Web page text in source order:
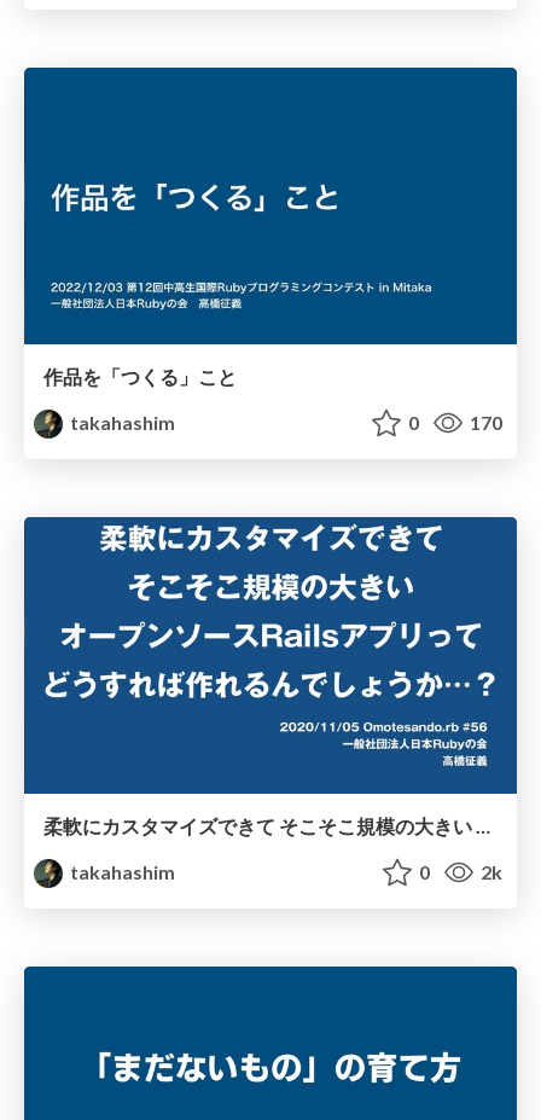
作品を「つくる」こと
takahashim
0 170
柔軟にカスタマイズできて そこそこ規模の大きい オープンソースRailsアプリって どうすれば作れるんでしょうか…？ / omotesandorb 56
takahashim
0 2k